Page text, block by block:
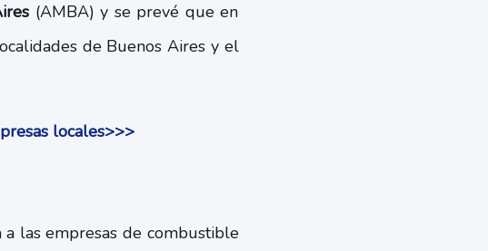
(AMBA) y se prevé que en
de Buenos Aires y el
locales>>>
las empresas de combustible